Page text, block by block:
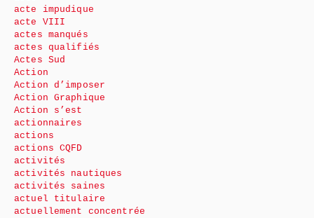
acte impudique
acte VIII
actes manqués
actes qualifiés
Actes Sud
Action
Action d’imposer
Action Graphique
Action s’est
actionnaires
actions
actions CQFD
activités
activités nautiques
activités saines
actuel titulaire
actuellement concentrée